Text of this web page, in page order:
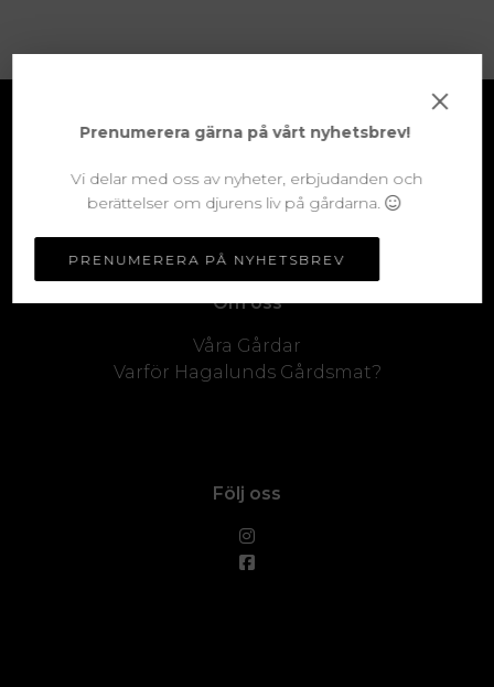
Kontakt
Kontakta oss
Villkor
Ångra avtalet här
Om oss
Våra Gårdar
Varför Hagalunds Gårdsmat?
Följ oss
×
Prenumerera gärna på vårt nyhetsbrev!
Vi delar med oss av nyheter, erbjudanden och
berättelser om djurens liv på gårdarna.
PRENUMERERA PÅ NYHETSBREV